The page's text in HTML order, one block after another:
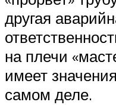
другая
на плечи
имеет
самом деле.